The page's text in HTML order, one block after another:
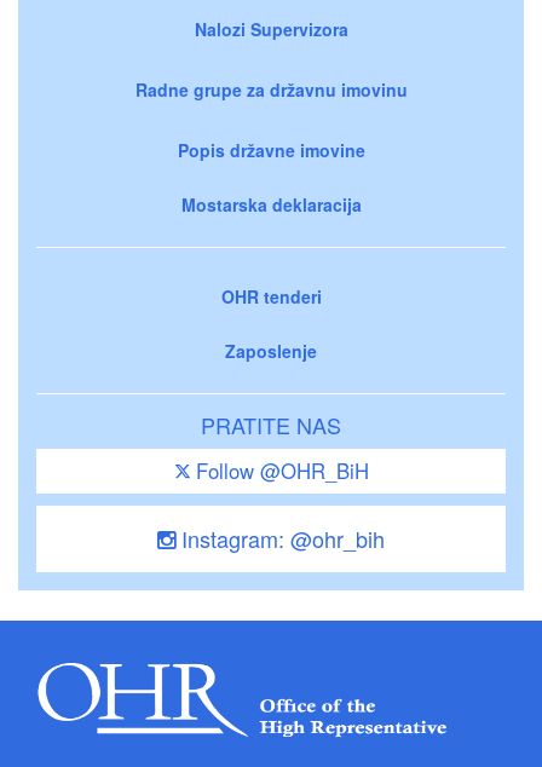
Nalozi Supervizora
Radne grupe za državnu imovinu
Popis državne imovine
Mostarska deklaracija
OHR tenderi
Zaposlenje
PRATITE NAS
Follow @OHR_BiH
Instagram: @ohr_bih